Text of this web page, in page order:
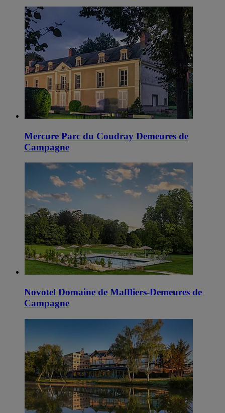
Mercure Parc du Coudray Demeures de
Campagne
Novotel Domaine de Maffliers-Demeures de
Campagne